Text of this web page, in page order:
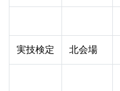
実技検定 北会場